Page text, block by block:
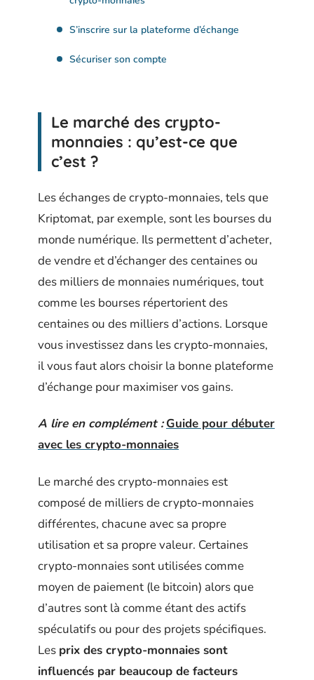
S’inscrire sur la plateforme d’échange
Sécuriser son compte
Le marché des crypto-
monnaies : qu’est-ce que
c’est ?
Les échanges de crypto-monnaies, tels que
Kriptomat, par exemple, sont les bourses du
monde numérique. Ils permettent d’acheter,
de vendre et d’échanger des centaines ou
des milliers de monnaies numériques, tout
comme les bourses répertorient des
centaines ou des milliers d’actions. Lorsque
vous investissez dans les crypto-monnaies,
il vous faut alors choisir la bonne plateforme
d’échange pour maximiser vos gains.
A lire en complément : Guide pour débuter
avec les crypto-monnaies
Le marché des crypto-monnaies est
composé de milliers de crypto-monnaies
différentes, chacune avec sa propre
utilisation et sa propre valeur. Certaines
crypto-monnaies sont utilisées comme
moyen de paiement (le bitcoin) alors que
d’autres sont là comme étant des actifs
spéculatifs ou pour des projets spécifiques.
Les prix des crypto-monnaies sont
influencés par beaucoup de facteurs